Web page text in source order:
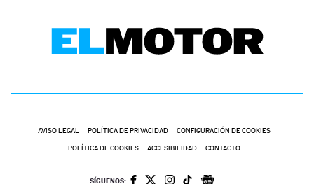
AVISO LEGAL POLÍTICA DE PRIVACIDAD CONFIGURACIÓN DE COOKIES
POLÍTICA DE COOKIES ACCESIBILIDAD CONTACTO
SÍGUENOS: